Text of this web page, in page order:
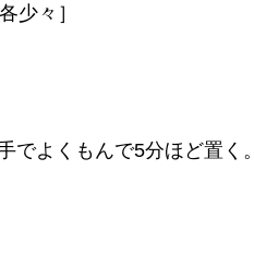
少々］
よくもんで5分ほど置く。